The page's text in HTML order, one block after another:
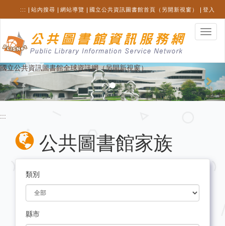
內
::: 站內搜尋 網站導覽 國立公共資訊圖書館首頁（另開新視窗） 登入
選
單
換
國立公共資訊圖書館全球資訊網（另開新視窗）
Previous
:::
公共圖書館家族
類別
縣市